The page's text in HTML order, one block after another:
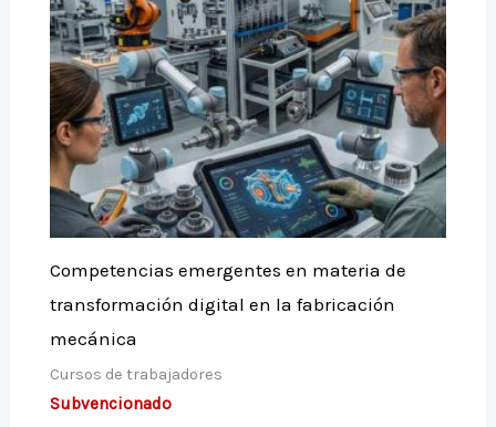
Competencias emergentes en materia de
transformación digital en la fabricación
mecánica
Cursos de trabajadores
Subvencionado